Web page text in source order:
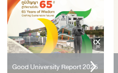
Good University Report 2025